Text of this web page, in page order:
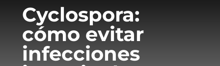
Cyclospora:
cómo evitar
infecciones